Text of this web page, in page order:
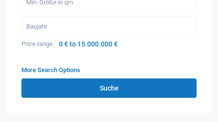
Price range: 0 € to 15.000.000 €
More Search Options
Suche